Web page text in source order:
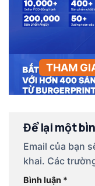
THAM
Để lại một
Email của bạn
khai. Các
Bình luận *